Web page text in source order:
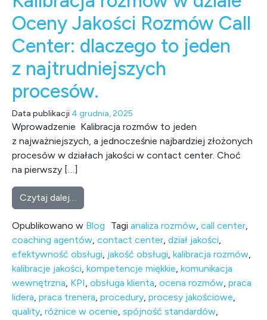
Oceny Jakości Rozmów Call
Center: dlaczego to jeden
z najtrudniejszych
procesów.
Data publikacji 4 grudnia, 2025
Wprowadzenie Kalibracja rozmów to jeden
z najważniejszych, a jednocześnie najbardziej złożonych
procesów w działach jakości w contact center. Choć
na pierwszy […]
Czytaj dalej…
Opublikowano w Blog Tagi analiza rozmów, call center,
coaching agentów, contact center, dział jakości,
efektywność obsługi, jakość obsługi, kalibracja rozmów,
kalibracje jakości, kompetencje miękkie, komunikacja
wewnętrzna, KPI, obsługa klienta, ocena rozmów, praca
lidera, praca trenera, procedury, procesy jakościowe,
quality, różnice w ocenie, spójność standardów,